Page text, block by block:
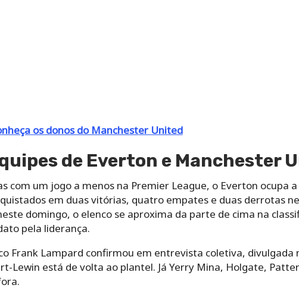
os donos do Manchester United
de Everton e Manchester
com um jogo a menos na Premier League, o Everton ocupa
em duas vitórias, quatro empates e duas derrotas
domingo, o elenco se aproxima da parte de cima na
pela liderança.
Frank Lampard confirmou em entrevista coletiva, divulgada
Lewin está de volta ao plantel. Já Yerry Mina, Holgate,